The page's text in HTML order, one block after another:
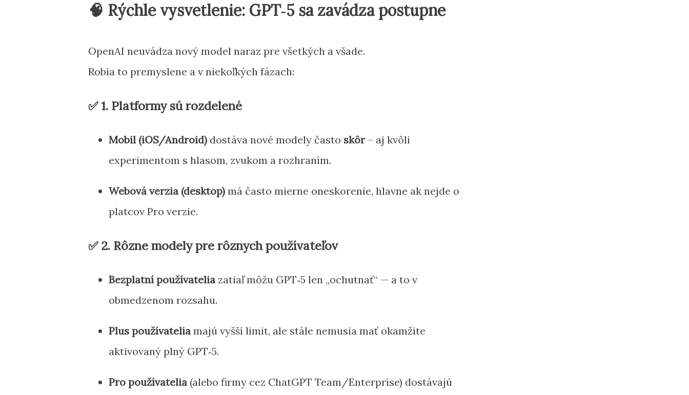
🧠 Rýchle vysvetlenie: GPT‑5 sa zavádza postupne
OpenAI neuvádza nový model naraz pre všetkých a všade.
Robia to premyslene a v niekoľkých fázach:
✅ 1. Platformy sú rozdelené
Mobil (iOS/Android) dostáva nové modely často skôr– aj kvôli
experimentom s hlasom, zvukom a rozhraním.
Webová verzia (desktop) má často mierne oneskorenie, hlavne ak nejde o
platcov Pro verzie.
✅ 2. Rôzne modely pre rôznych používateľov
Bezplatní používatelia zatiaľ môžu GPT‑5 len „ochutnať“ — a to v
obmedzenom rozsahu.
Plus používatelia majú vyšší limit, ale stále nemusia mať okamžite
aktivovaný plný GPT‑5.
Pro používatelia (alebo firmy cez ChatGPT Team/Enterprise) dostávajú